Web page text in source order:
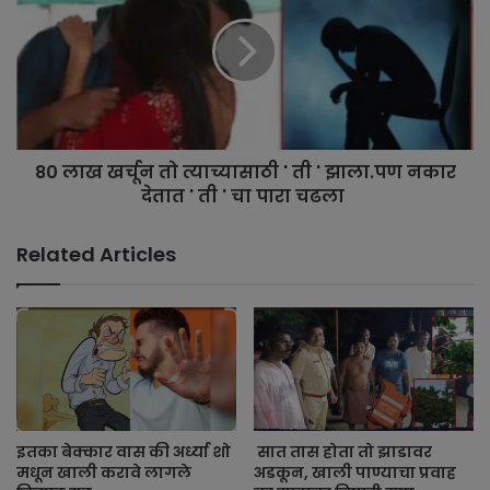
80 लाख खर्चून तो त्याच्यासाठी ' ती ' झाला.पण नकार
देतात ' ती ' चा पारा चढला
Related Articles
इतका बेक्कार वास की अर्ध्या शो
मधून खाली करावे लागले
सात तास होता तो झाडावर
अडकून, खाली पाण्याचा प्रवाह